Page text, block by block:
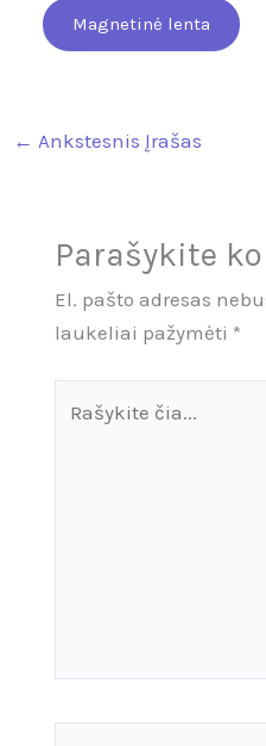
Magnetinė lenta
← Ankstesnis Įrašas
Parašykite
El. pašto adresas
laukeliai pažymėti *